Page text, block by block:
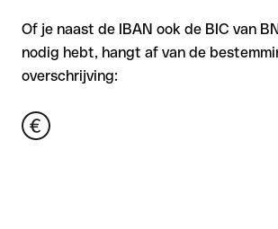
Of je naast de IBAN ook de BIC van
nodig hebt, hangt af van de
overschrijving: